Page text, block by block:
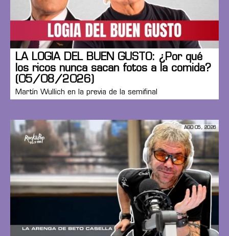
LA LOGIA DEL BUEN GUSTO: ¿Por qué
los ricos nunca sacan fotos a la comida?
(05/08/2026)
Martín Wullich en la previa de la semifinal
AGO 05, 2026